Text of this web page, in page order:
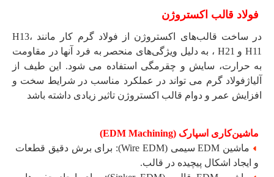
فولاد قالب اکستروژن
در ساخت قالب‌های اکستروژن از فولاد گرم کار مانند H13،
H11 و H21 ، به دلیل ویژگی‌های منحصر به فرد آنها در مقاومت
به حرارت، سایش و چقرمگی استفاده می شود. این طیف از
آلیاژفولاد گرم می تواند در عملکرد مناسب در شرایط سخت و
افزایش عمر و دوام قالب اکستروژن تاثیر زیادی داشته باشد
ماشین‌کاری اسپارک (EDM Machining)
ماشین EDM سیمی (Wire EDM): برای برش دقیق قطعات
و ایجاد اشکال پیچیده در قالب.